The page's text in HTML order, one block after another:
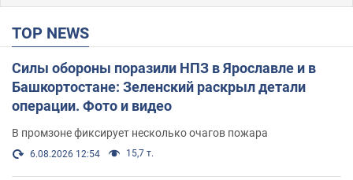
TOP NEWS
Силы обороны поразили НПЗ в Ярославле и в
Башкортостане: Зеленский раскрыл детали
операции. Фото и видео
В промзоне фиксирует несколько очагов пожара
6.08.2026 12:54 15,7 т.